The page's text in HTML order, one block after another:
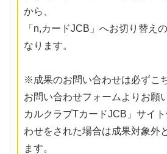
から、
「n,カードJCB」へお切り替え
なります。
※成果のお問い合わせは必ずこ
お問い合わせフォームよりお願
カルクラブTカードJCB」サイ
わせをされた場合は成果対象外
ます。